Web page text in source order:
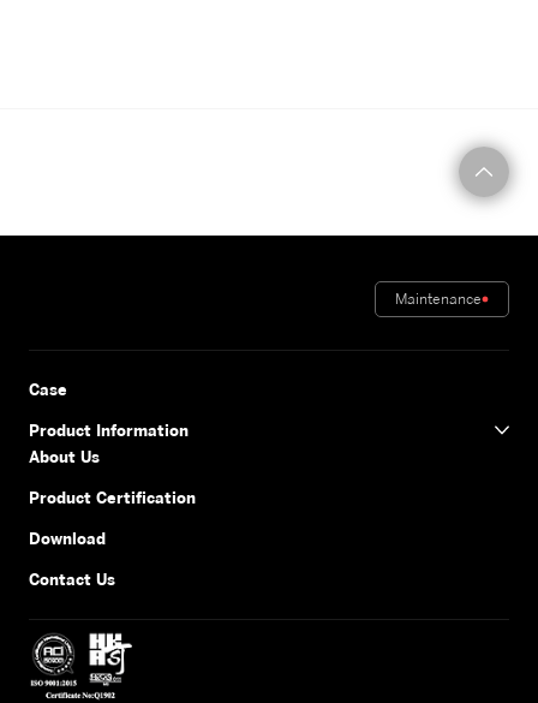
Maintenance
Case
Product Information
About Us
Product Certification
Download
Contact Us